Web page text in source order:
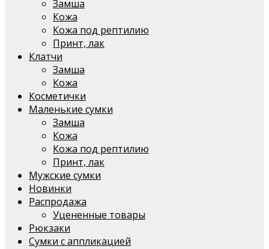
Замша
Кожа
Кожа под рептилию
Принт, лак
Клатчи
Замша
Кожа
Косметички
Маленькие сумки
Замша
Кожа
Кожа под рептилию
Принт, лак
Мужские сумки
Новинки
Распродажа
Уцененные товары
Рюкзаки
Сумки с аппликацией